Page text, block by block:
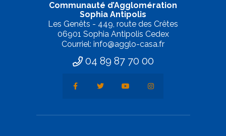
Communauté d’Agglomération
Sophia Antipolis
Les Genêts - 449, route des Crêtes
06901 Sophia Antipolis Cedex
Courriel: info@agglo-casa.fr
04 89 87 70 00